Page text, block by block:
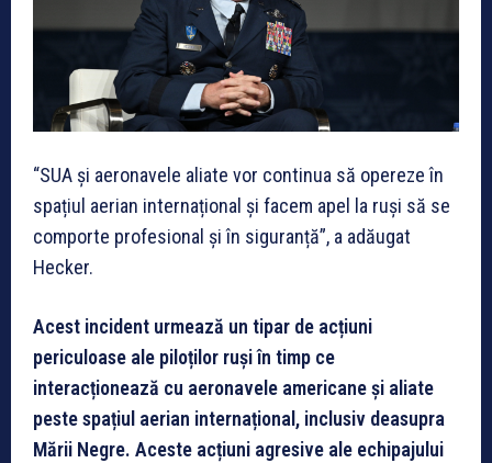
“SUA și aeronavele aliate vor continua să opereze în
spațiul aerian internațional și facem apel la ruși să se
comporte profesional și în siguranță”, a adăugat
Hecker.
Acest incident urmează un tipar de acțiuni
periculoase ale piloților ruși în timp ce
interacționează cu aeronavele americane și aliate
peste spațiul aerian internațional, inclusiv deasupra
Mării Negre. Aceste acțiuni agresive ale echipajului